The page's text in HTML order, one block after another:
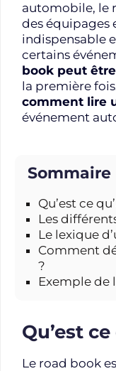
automobile, le
des équipages
indispensable
certains
book peut
la première
comment lire
événement
Sommaire
Qu’est ce
Les
Le lexique
Comment
?
Exemple de
Qu’est
Le road book